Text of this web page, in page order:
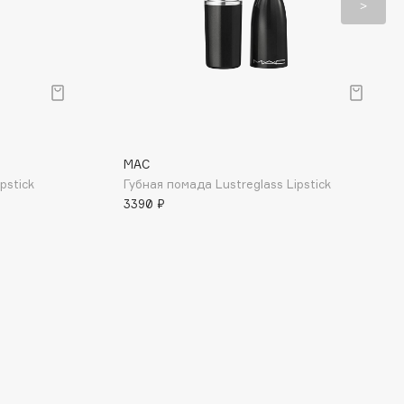
MAC
Губная помада Lustreglass Lipstick
3390 ₽